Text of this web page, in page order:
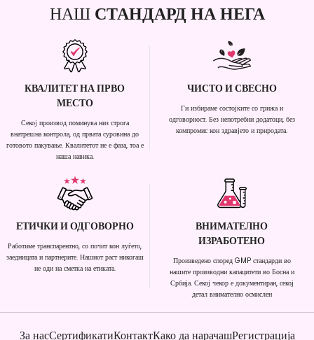
НАШ СТАНДАРД НА НЕГА
КВАЛИТЕТ НА ПРВО
МЕСТО
Секој производ поминува низ строга
внатрешна контрола, од првата суровина до
готовото пакување. Квалитетот не е фаза, тоа е
наша навика.
ЧИСТО И СВЕСНО
Ги избираме состојките со грижа и
одговорност. Без непотребни додатоци, без
компромис кон здравјето и природата.
ЕТИЧКИ И ОДГОВОРНО
Работиме транспарентно, со почит кон луѓето,
заедницата и партнерите. Нашиот раст никогаш
не оди на сметка на етиката.
ВНИМАТЕЛНО
ИЗРАБОТЕНО
Произведено според GMP стандарди во
нашите производни капацитети во Босна и
Србија. Секој чекор е документиран, секој
детал внимателно осмислен
За насСертификатиКонтактКако да нарачашРегистрација